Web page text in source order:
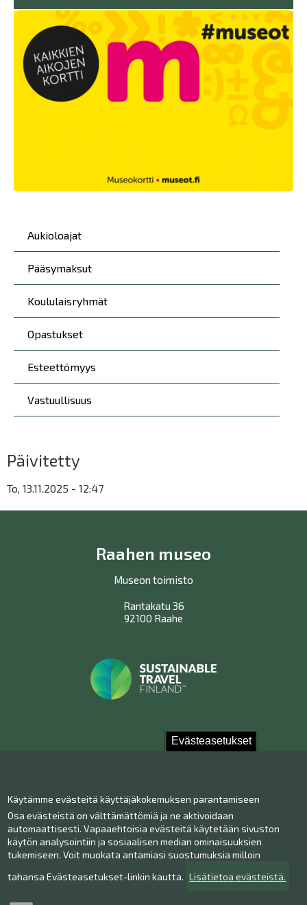
Evästeasetukset
Käytämme evästeitä käyttäjäkokemuksen parantamiseen
Osa evästeistä on välttämättömiä ja ne aktivoidaan
automaattisesti. Vapaaehtoisia evästeitä käytetään sivuston
käytön analysointiin ja sosiaalisen median ominaisuuksien
tukemiseen. Voit muokata antamiasi suostumuksia milloin
tahansa Evästeasetukset-linkin kautta. Lisätietoa evästeistä.
Päävalikko
Aukioloajat
Pääsymaksut
Koululaisryhmät
Opastukset
Esteettömyys
Vastuullisuus
Päivitetty
To, 13.11.2025 - 12:47
Raahen museo
Museon toimisto
Rantakatu 36
92100 Raahe
Yhteystiedot
Henkilökunta
Anna palautetta
Museo Facebookissa
Museo Instagramissa